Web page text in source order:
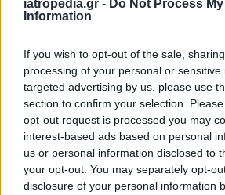
iatropedia.gr - Do Not Process
Information
If you wish to opt-out of the sale,
processing of your personal or
targeted advertising by us, please use
section to confirm your selection.
opt-out request is processed you may
interest-based ads based on personal
us or personal information disclosed to
your opt-out. You may separately opt-
disclosure of your personal information
Ο Αλέξης Κούγιας, με
ότι ανέλαβε την νομική
66χρονου, αναφέροντας,
στοιχεία για το ποιόν του.
«Συζητώντας μαζί του με έγγραφα
ενημέρωσε ότι επί 40 χρόνια
ιδιαίτερη επιστημονική υποδομή
και, όταν θα κληθεί από τη